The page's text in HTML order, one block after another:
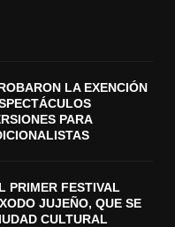
LA EXENCIÓN
PARA
PRIMER FESTIVAL
JUJEÑO, QUE SE
CULTURAL